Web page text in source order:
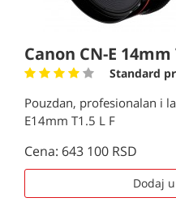
Canon CN-E 14mm
Standard
Pouzdan, profesionalan i
E14mm T1.5 L F
Cena: 643 100 RSD
Dodaj